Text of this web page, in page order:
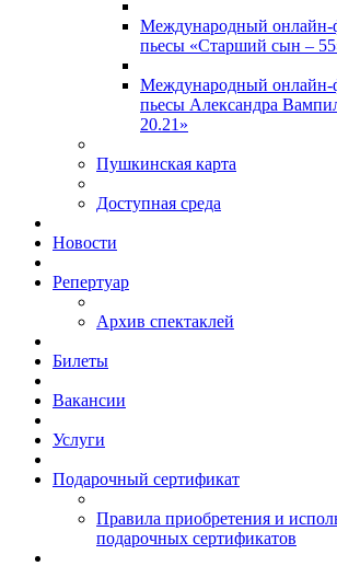
Международный онлайн-
пьесы «Старший сын –
Международный онлайн-
пьесы Александра
20.21»
Пушкинская карта
Доступная среда
Новости
Репертуар
Архив спектаклей
Билеты
Вакансии
Услуги
Подарочный сертификат
Правила приобретения и
подарочных сертификатов